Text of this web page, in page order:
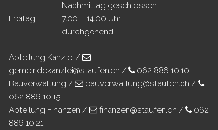
Nachmittag geschlossen
Freitag
7.00 – 14.00 Uhr
durchgehend
Abteilung Kanzlei /
gemeindekanzlei@staufen.ch /
062 886 10 10
Bauverwaltung /
bauverwaltung@staufen.ch /
062 886 10 15
Abteilung Finanzen /
finanzen@staufen.ch /
062
886 10 21